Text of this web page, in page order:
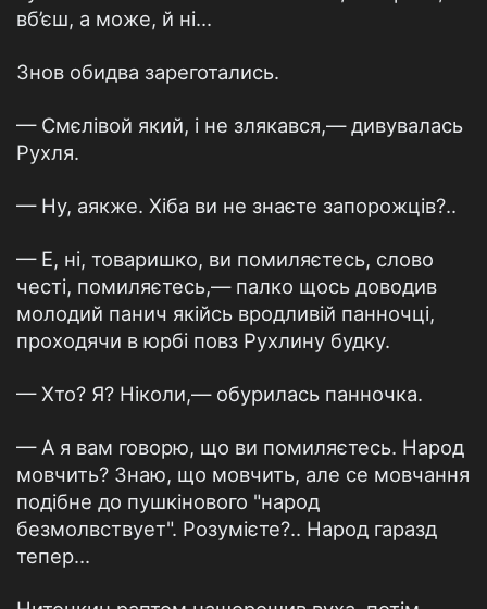
вб’єш, а може, й ні...
Знов обидва зареготались.
— Смєлівой який, і не злякався,— дивувалась
Рухля.
— Ну, аякже. Хіба ви не знаєте запорожців?..
— Е, ні, товаришко, ви помиляєтесь, слово
честі, помиляєтесь,— палко щось доводив
молодий панич якійсь вродливій панночці,
проходячи в юрбі повз Рухлину будку.
— Хто? Я? Ніколи,— обурилась панночка.
— А я вам говорю, що ви помиляєтесь. Народ
мовчить? Знаю, що мовчить, але се мовчання
подібне до пушкінового "народ
безмолвствует". Розумієте?.. Народ гаразд
тепер...